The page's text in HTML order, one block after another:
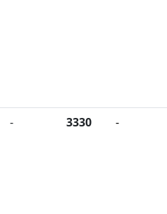
- 3330 -